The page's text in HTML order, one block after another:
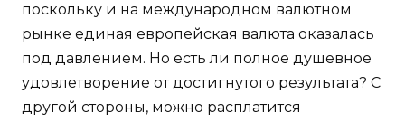
поскольку и на международном валютном
рынке единая европейская валюта оказалась
под давлением. Но есть ли полное душевное
удовлетворение от достигнутого результата? С
другой стороны, можно расплатится